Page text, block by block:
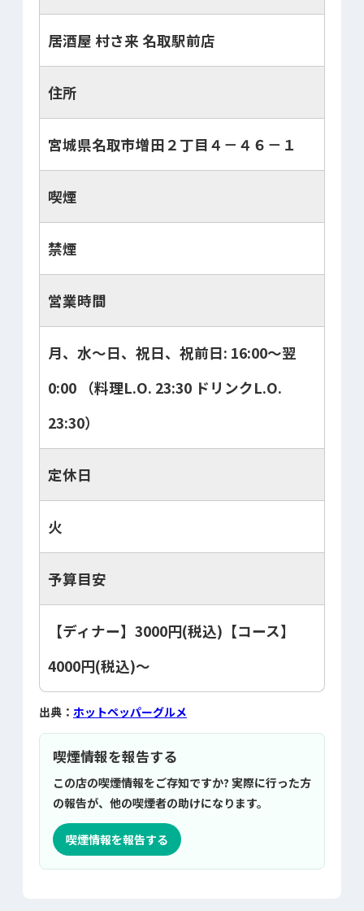
居酒屋 村さ来 名取駅前店
住所
宮城県名取市増田２丁目４－４６－１
喫煙
禁煙
営業時間
月、水～日、祝日、祝前日: 16:00～翌
0:00 （料理L.O. 23:30 ドリンクL.O.
23:30）
定休日
火
予算目安
【ディナー】3000円(税込)【コース】
4000円(税込)～
出典： ホットペッパーグルメ
喫煙情報を報告する
この店の喫煙情報をご存知ですか? 実際に行った方
の報告が、他の喫煙者の助けになります。
喫煙情報を報告する